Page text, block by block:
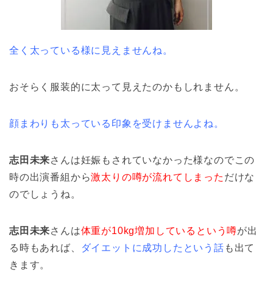
全く太っている様に見えませんね。
おそらく服装的に太って見えたのかもしれません。
顔まわりも太っている印象を受けませんよね。
志田未来さんは妊娠もされていなかった様なのでこの
時の出演番組から激太りの噂が流れてしまった だけな
のでしょうね。
志田未来さんは体重が10kg増加しているという噂が出
る時もあれば、
ダイエットに成功したという話 も出て
きます。